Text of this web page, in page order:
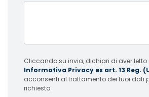
Cliccando su invia, dichiari di aver letto
Informativa Privacy ex art. 13 Reg.
acconsenti al trattamento dei tuoi dati
richiesto.